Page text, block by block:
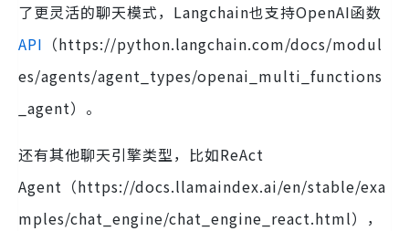
了更灵活的聊天模式，Langchain也支持OpenAI函数
API （https://python.langchain.com/docs/modul
es/agents/agent_types/openai_multi_functions
_agent）。
还有其他聊天引擎类型，比如ReAct
Agent（https://docs.llamaindex.ai/en/stable/exa
mples/chat_engine/chat_engine_react.html），